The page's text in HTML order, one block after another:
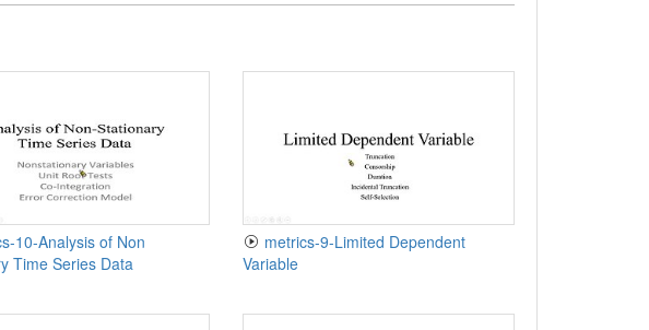
Time Series Data
Variable